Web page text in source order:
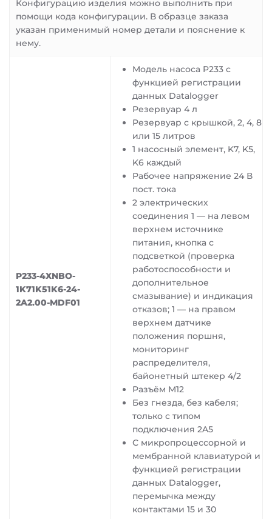
Конфигурацию изделия можно выполнить при
помощи кода конфигурации. В образце заказа
указан применимый номер детали и пояснение к
нему.
P233-4XNBO-
1K71K51K6-24-
2A2.00-MDF01
Модель насоса P233 с
функцией регистрации
данных Datalogger
Резервуар 4 л
Резервуар с крышкой, 2, 4, 8
или 15 литров
1 насосный элемент, K7, K5,
K6 каждый
Рабочее напряжение 24 В
пост. тока
2 электрических
соединения 1 — на левом
верхнем источнике
питания, кнопка с
подсветкой (проверка
работоспособности и
дополнительное
смазывание) и индикация
отказов; 1 — на правом
верхнем датчике
положения поршня,
мониторинг
распределителя,
байонетный штекер 4/2
Разъём M12
Без гнезда, без кабеля;
только с типом
подключения 2A5
С микропроцессорной и
мембранной клавиатурой и
функцией регистрации
данных Datalogger,
перемычка между
контактами 15 и 30